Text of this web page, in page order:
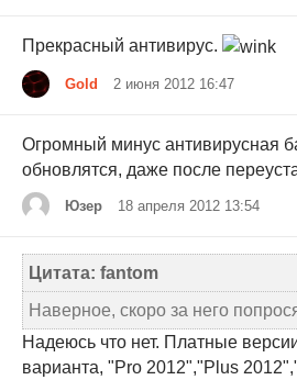
Прекрасный антивирус.
Gold 2 июня 2012 16:47
Огромный минус антивирусная
обновлятся, даже после
Юзер 18 апреля 2012 13:54
Цитата: fantom
Наверное, скоро за него
Надеюсь что нет. Платные
варианта, "Pro 2012","Plus